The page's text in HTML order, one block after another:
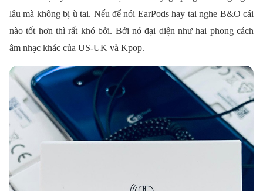
lâu mà không bị ù tai. Nếu để nói EarPods hay tai nghe B&O cái
nào tốt hơn thì rất khó bởi. Bởi nó đại diện như hai phong cách
âm nhạc khác của US-UK và Kpop.